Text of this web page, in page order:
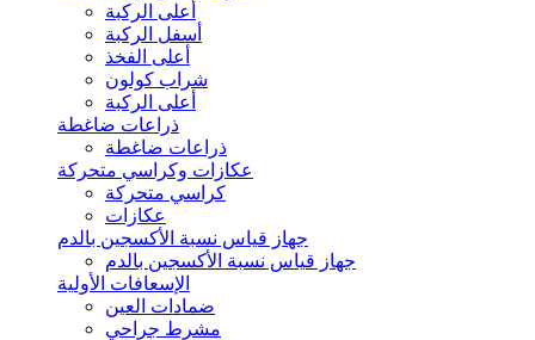
أعلى الركبة
أسفل الركبة
أعلى الفخذ
شراب كولون
أعلى الركبة
ذراعات ضاغطة
ذراعات ضاغطة
عكازات وكراسي متحركة
كراسي متحركة
عكازات
جهاز قياس نسبة الأكسجين بالدم
جهاز قياس نسبة الأكسجين بالدم
الإسعافات الأولية
ضمادات العين
مشرط جراحي